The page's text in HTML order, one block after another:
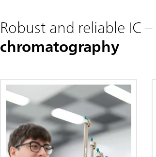
Robust and reliable IC –
chromatography